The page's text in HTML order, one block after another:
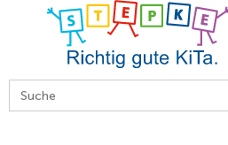
springen
Search
for: